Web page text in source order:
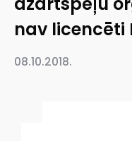
nav licencēti
08.10.2018.